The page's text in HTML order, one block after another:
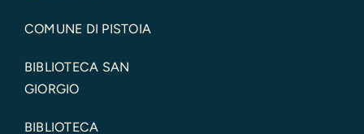
COMUNE DI PISTOIA
BIBLIOTECA SAN
GIORGIO
BIBLIOTECA